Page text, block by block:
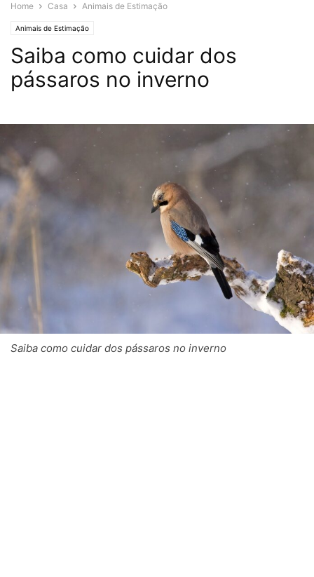
Home Casa Animais de Estimação
Animais de Estimação
Saiba como cuidar dos
pássaros no inverno
Saiba como cuidar dos pássaros no inverno